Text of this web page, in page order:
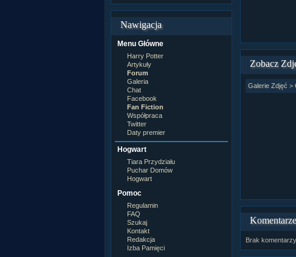
Nawigacja
Menu Główne
Harry Potter
Artykuły
Forum
Galeria
Chat
Facebook
Fan Fiction
Współpraca
Twitter
Daty premier
Hogwart
Tiara Przydziału
Puchar Domów
Hogwart
Pomoc
Regulamin
FAQ
Szukaj
Kontakt
Redakcja
Izba Pamięci
Zobacz
Galerie Zdjęć >
Komentarze
Brak